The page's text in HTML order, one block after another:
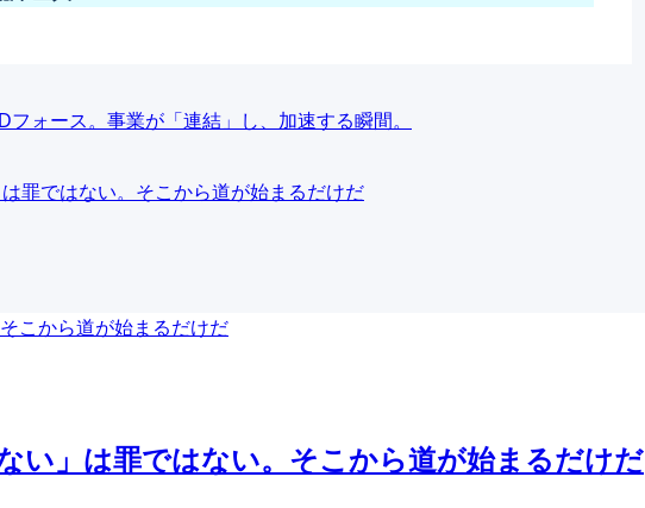
ォース。事業が「連結」し、加速する瞬間。
罪ではない。そこから道が始まるだけだ
」は罪ではない。そこから道が始まるだけだ